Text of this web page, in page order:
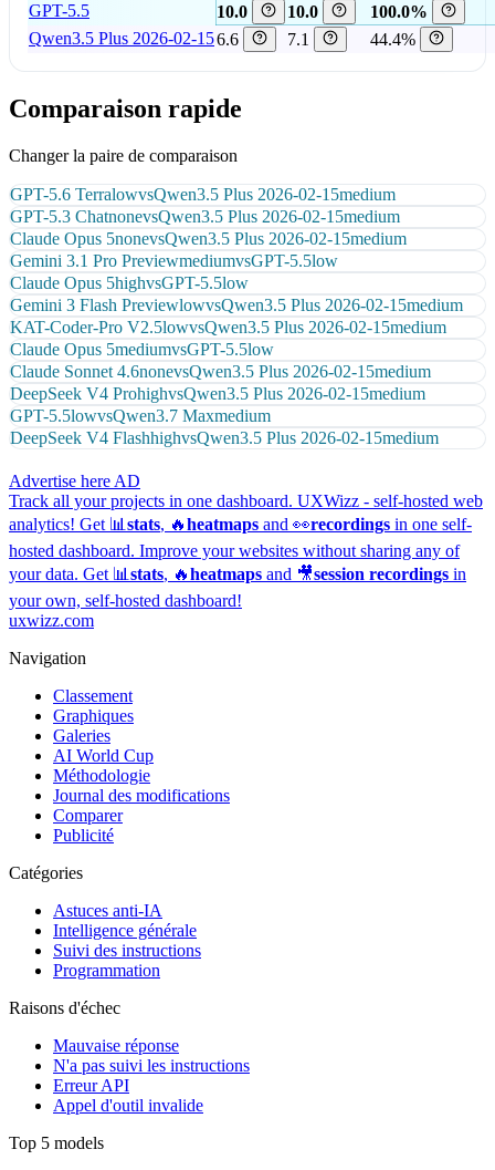
GPT-5.5
10.0 10.0
100.0%
Qwen3.5 Plus 2026-02-156.6 7.1 44.4%
Comparaison rapide
Changer la paire de comparaison
GPT-5.6 TerralowvsQwen3.5 Plus 2026-02-15medium
GPT-5.3 ChatnonevsQwen3.5 Plus 2026-02-15medium
Claude Opus 5nonevsQwen3.5 Plus 2026-02-15medium
Gemini 3.1 Pro PreviewmediumvsGPT-5.5low
Claude Opus 5highvsGPT-5.5low
Gemini 3 Flash PreviewlowvsQwen3.5 Plus 2026-02-15medium
KAT-Coder-Pro V2.5lowvsQwen3.5 Plus 2026-02-15medium
Claude Opus 5mediumvsGPT-5.5low
Claude Sonnet 4.6nonevsQwen3.5 Plus 2026-02-15medium
DeepSeek V4 ProhighvsQwen3.5 Plus 2026-02-15medium
GPT-5.5lowvsQwen3.7 Maxmedium
DeepSeek V4 FlashhighvsQwen3.5 Plus 2026-02-15medium
Advertise here AD
Track all your projects in one dashboard. UXWizz - self-hosted web
analytics! Get 📊 stats, 🔥heatmaps and 👀recordings in one self-
hosted dashboard. Improve your websites without sharing any of
your data. Get 📊 stats, 🔥heatmaps and 🎥session recordings in
your own, self-hosted dashboard!
uxwizz.com
Navigation
Classement
Graphiques
Galeries
AI World Cup
Méthodologie
Journal des modifications
Comparer
Publicité
Catégories
Astuces anti-IA
Intelligence générale
Suivi des instructions
Programmation
Raisons d'échec
Mauvaise réponse
N'a pas suivi les instructions
Erreur API
Appel d'outil invalide
Top 5 models